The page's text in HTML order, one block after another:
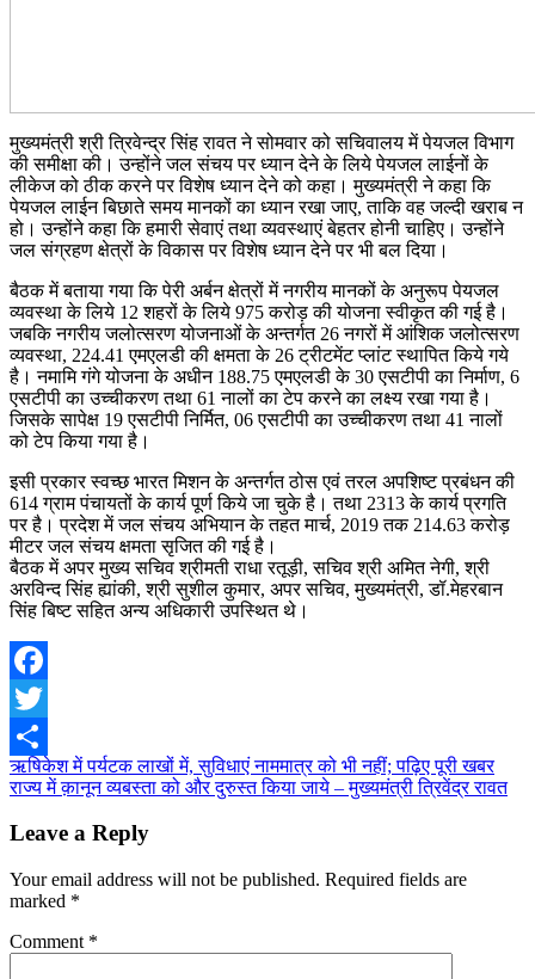
मुख्यमंत्री श्री त्रिवेन्द्र सिंह रावत ने सोमवार को सचिवालय में पेयजल विभाग
की समीक्षा की। उन्होंने जल संचय पर ध्यान देने के लिये पेयजल लाईनों के
लीकेज को ठीक करने पर विशेष ध्यान देने को कहा। मुख्यमंत्री ने कहा कि
पेयजल लाईन बिछाते समय मानकों का ध्यान रखा जाए, ताकि वह जल्दी खराब न
हो। उन्होंने कहा कि हमारी सेवाएं तथा व्यवस्थाएं बेहतर होनी चाहिए। उन्होंने
जल संग्रहण क्षेत्रों के विकास पर विशेष ध्यान देने पर भी बल दिया।
बैठक में बताया गया कि पेरी अर्बन क्षेत्रों में नगरीय मानकों के अनुरूप पेयजल
व्यवस्था के लिये 12 शहरों के लिये 975 करोड़ की योजना स्वीकृत की गई है।
जबकि नगरीय जलोत्सरण योजनाओं के अन्तर्गत 26 नगरों में आंशिक जलोत्सरण
व्यवस्था, 224.41 एमएलडी की क्षमता के 26 ट्रीटमेंट प्लांट स्थापित किये गये
है। नमामि गंगे योजना के अधीन 188.75 एमएलडी के 30 एसटीपी का निर्माण, 6
एसटीपी का उच्चीकरण तथा 61 नालों का टेप करने का लक्ष्य रखा गया है।
जिसके सापेक्ष 19 एसटीपी निर्मित, 06 एसटीपी का उच्चीकरण तथा 41 नालों
को टेप किया गया है।
इसी प्रकार स्वच्छ भारत मिशन के अन्तर्गत ठोस एवं तरल अपशिष्ट प्रबंधन की
614 ग्राम पंचायतों के कार्य पूर्ण किये जा चुके है। तथा 2313 के कार्य प्रगति
पर है। प्रदेश में जल संचय अभियान के तहत मार्च, 2019 तक 214.63 करोड़
मीटर जल संचय क्षमता सृजित की गई है।
बैठक में अपर मुख्य सचिव श्रीमती राधा रतूड़ी, सचिव श्री अमित नेगी, श्री
अरविन्द सिंह ह्यांकी, श्री सुशील कुमार, अपर सचिव, मुख्यमंत्री, डॉ.मेहरबान
सिंह बिष्ट सहित अन्य अधिकारी उपस्थित थे।
Facebook
Twitter
Share
Post
navigation
ऋषिकेश में पर्यटक लाखों में, सुविधाएं नाममात्र को भी नहीं; पढ़िए पूरी खबर
राज्य में क़ानून व्यबस्ता को और दुरुस्त किया जाये – मुख्यमंत्री त्रिवेंद्र रावत
Leave a Reply
Your email address will not be published. Required fields are
marked *
Comment *